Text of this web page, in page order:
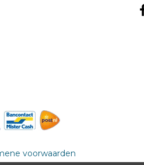
voorwaarden